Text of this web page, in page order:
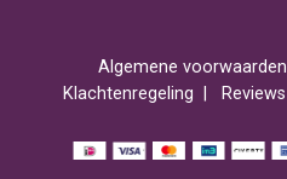
Algemene voorwaarden
Klachtenregeling
Reviews